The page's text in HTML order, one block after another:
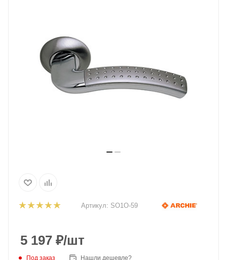
Артикул: SO1O-59
5 197 ₽/шт
Под заказ Нашли дешевле?